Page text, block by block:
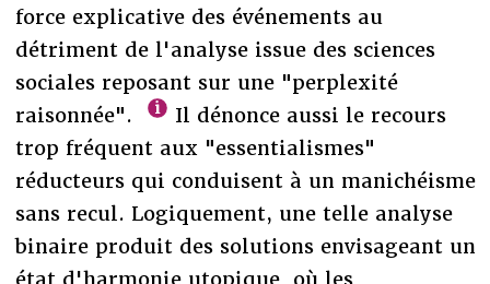
force explicative des événements au
détriment de l'analyse issue des sciences
sociales reposant sur une "perplexité
raisonnée".
Il dénonce aussi le recours
trop fréquent aux "essentialismes"
réducteurs qui conduisent à un manichéisme
sans recul. Logiquement, une telle analyse
binaire produit des solutions envisageant un
état d'harmonie utopique où les